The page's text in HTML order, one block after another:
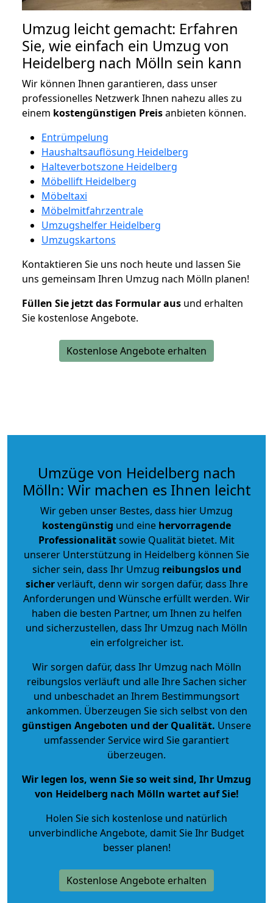
Umzug leicht gemacht: Erfahren
Sie, wie einfach ein Umzug von
Heidelberg nach Mölln sein kann
Wir können Ihnen garantieren, dass unser
professionelles Netzwerk Ihnen nahezu alles zu
einem kostengünstigen Preisanbieten können.
Entrümpelung
Haushaltsauflösung Heidelberg
Halteverbotszone Heidelberg
Möbellift Heidelberg
Möbeltaxi
Möbelmitfahrzentrale
Umzugshelfer Heidelberg
Umzugskartons
Kontaktieren Sie uns noch heute und lassen Sie
uns gemeinsam Ihren Umzug nach Mölln planen!
Füllen Sie jetzt das Formular aus und erhalten
Sie kostenlose Angebote.
Kostenlose Angebote erhalten
Umzüge von Heidelberg nach
Mölln: Wir machen es Ihnen leicht
Wir geben unser Bestes, dass hier Umzug
kostengünstig und eine hervorragende
Professionalitätsowie Qualität bietet. Mit
unserer Unterstützung in Heidelberg können Sie
sicher sein, dass Ihr Umzug reibungslos und
sicherverläuft, denn wir sorgen dafür, dass Ihre
Anforderungen und Wünsche erfüllt werden. Wir
haben die besten Partner, um Ihnen zu helfen
und sicherzustellen, dass Ihr Umzug nach Mölln
ein erfolgreicher ist.
Wir sorgen dafür, dass Ihr Umzug nach Mölln
reibungslos verläuft und alle Ihre Sachen sicher
und unbeschadet an Ihrem Bestimmungsort
ankommen. Überzeugen Sie sich selbst von den
günstigen Angeboten und der Qualität. Unsere
umfassender Service wird Sie garantiert
überzeugen.
Wir legen los, wenn Sie so weit sind, Ihr Umzug
von Heidelberg nach Mölln wartet auf Sie!
Holen Sie sich kostenlose und natürlich
unverbindliche Angebote, damit Sie Ihr Budget
besser planen!
Kostenlose Angebote erhalten